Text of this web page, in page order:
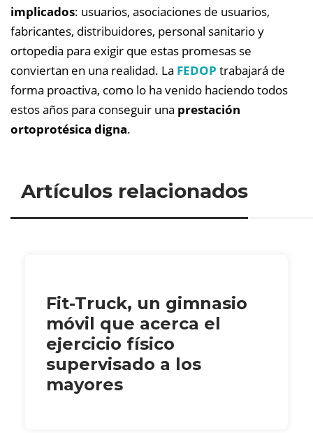
implicados: usuarios, asociaciones de usuarios,
fabricantes, distribuidores, personal sanitario y
ortopedia para exigir que estas promesas se
conviertan en una realidad. La FEDOP trabajará de
forma proactiva, como lo ha venido haciendo todos
estos años para conseguir una prestación
ortoprotésica digna.
Artículos relacionados
Fit-Truck, un gimnasio
móvil que acerca el
ejercicio físico
supervisado a los
mayores